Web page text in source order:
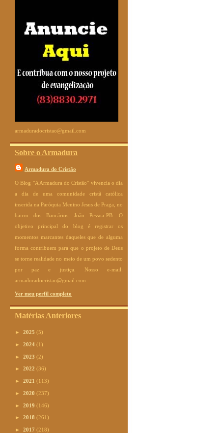
armaduradocristao@gmail.com
Sobre o Armadura
Armadura do Cristão
O Blog "A Armadura do Cristão" vivencia o dia
a dia de uma comunidade cristã católica
inserida na Paróquia Menino Jesus de Praga, no
bairro dos Bancários, João Pessoa-PB. O
objetivo principal do blog é registrar os
momentos marcantes daqueles que de alguma
forma contribuem para que o projeto de Deus
se torne realidade no meio de um povo sedento
por paz e justiça. Nosso e-mail:
armaduradocristao@gmail.com
Ver meu perfil completo
Matérias Anteriores
► 2025 (5)
► 2024 (1)
► 2023 (2)
► 2022 (36)
► 2021 (113)
► 2020 (237)
► 2019 (146)
► 2018 (261)
► 2017 (218)